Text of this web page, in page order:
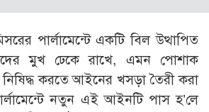
পার্লামেন্টে একটি বিল উত্থাপিত
মুখ ঢেকে রাখে, এমন পোশাক
নিষিদ্ধ করতে আইনের খসড়া তৈরী করা
নতুন এই আইনটি পাস হ’লে